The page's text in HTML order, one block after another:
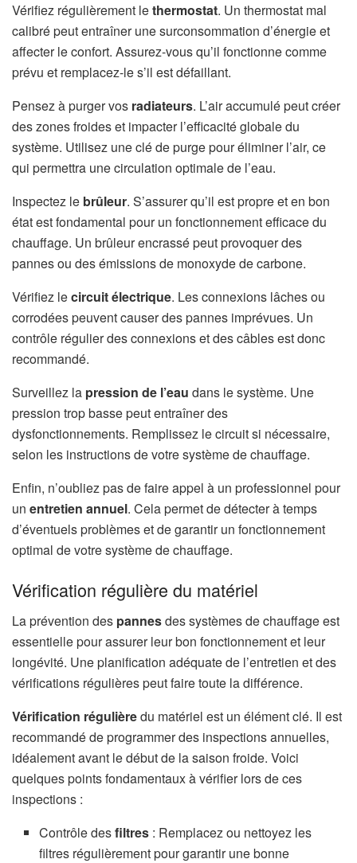
Vérifiez régulièrement lethermostat. Un thermostat mal
calibré peut entraîner une surconsommation d’énergie et
affecter le confort. Assurez-vous qu’il fonctionne comme
prévu et remplacez-le s’il est défaillant.
Pensez à purger vos radiateurs. L’air accumulé peut créer
des zones froides et impacter l’efficacité globale du
système. Utilisez une clé de purge pour éliminer l’air, ce
qui permettra une circulation optimale de l’eau.
Inspectez le brûleur. S’assurer qu’il est propre et en bon
état est fondamental pour un fonctionnement efficace du
chauffage. Un brûleur encrassé peut provoquer des
pannes ou des émissions de monoxyde de carbone.
Vérifiez lecircuit électrique. Les connexions lâches ou
corrodées peuvent causer des pannes imprévues. Un
contrôle régulier des connexions et des câbles est donc
recommandé.
Surveillez la pression de l’eau dans le système. Une
pression trop basse peut entraîner des
dysfonctionnements. Remplissez le circuit si nécessaire,
selon les instructions de votre système de chauffage.
Enfin, n’oubliez pas de faire appel à un professionnel pour
un entretien annuel. Cela permet de détecter à temps
d’éventuels problèmes et de garantir un fonctionnement
optimal de votre système de chauffage.
Vérification régulière du matériel
La prévention des pannesdes systèmes de chauffage est
essentielle pour assurer leur bon fonctionnement et leur
longévité. Une planification adéquate de l’entretien et des
vérifications régulières peut faire toute la différence.
Vérification régulièredu matériel est un élément clé. Il est
recommandé de programmer des inspections annuelles,
idéalement avant le début de la saison froide. Voici
quelques points fondamentaux à vérifier lors de ces
inspections :
Contrôle desfiltres : Remplacez ou nettoyez les
filtres régulièrement pour garantir une bonne